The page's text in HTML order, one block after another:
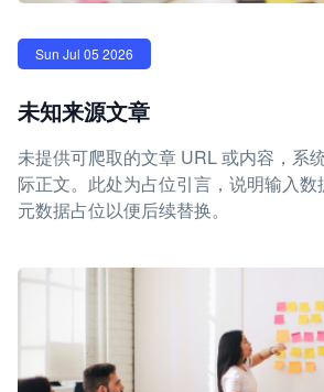
Sun Jul 05 2026
未知来源文章
未提供可爬取的文章 URL 或内容，系
际正文。此处为占位引言，说明输入
元数据占位以便后续替换。